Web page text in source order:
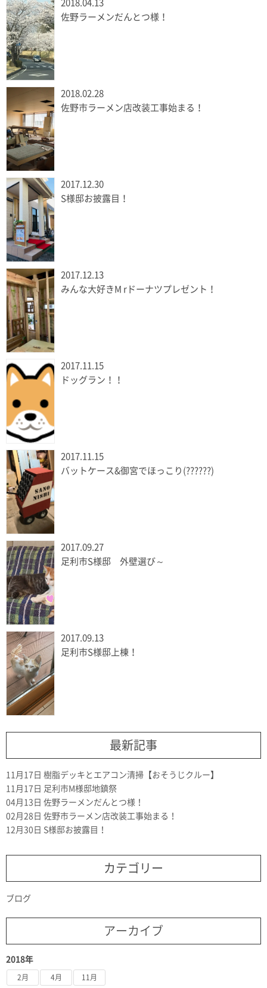
2018.04.13
佐野ラーメンだんとつ様！
2018.02.28
佐野市ラーメン店改装工事始まる！
2017.12.30
S様邸お披露目！
2017.12.13
みんな大好きM rドーナツプレゼント！
2017.11.15
ドッグラン！！
2017.11.15
バットケース&御宮でほっこり(??????)
2017.09.27
足利市S様邸 外壁選び～
2017.09.13
足利市S様邸上棟！
最新記事
11月17日 樹脂デッキとエアコン清掃【おそうじクルー】
11月17日 足利市M様邸地鎮祭
04月13日 佐野ラーメンだんとつ様！
02月28日 佐野市ラーメン店改装工事始まる！
12月30日 S様邸お披露目！
カテゴリー
ブログ
アーカイブ
2018年
2月 4月 11月